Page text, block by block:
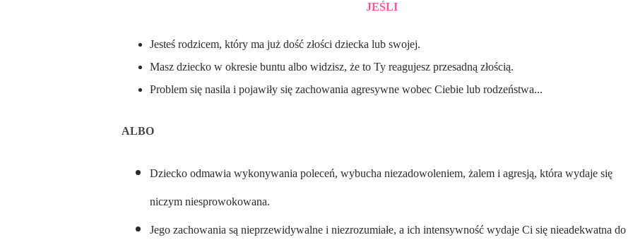
JEŚLI
Jesteś rodzicem, który ma już dość złości dziecka lub swojej.
Masz dziecko w okresie buntu albo widzisz, że to Ty reagujesz przesadną złością.
Problem się nasila i pojawiły się zachowania agresywne wobec Ciebie lub rodzeństwa...
ALBO
Dziecko odmawia wykonywania poleceń, wybucha niezadowoleniem, żalem i agresją, która wydaje się
niczym niesprowokowana.
Jego zachowania są nieprzewidywalne i niezrozumiałe, a ich intensywność wydaje Ci się nieadekwatna do